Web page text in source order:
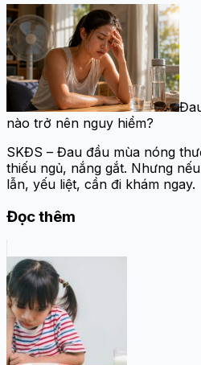
nào trở nên nguy hiểm?
SKĐS – Đau đầu mùa nóng
thiếu ngủ, nắng gắt. Nhưng
lẫn, yếu liệt, cần đi khám ngay.
Đọc thêm